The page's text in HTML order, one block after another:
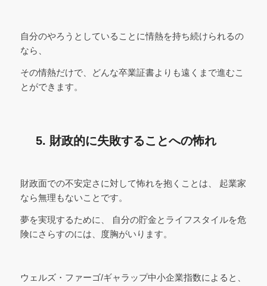
自分のやろうとしていることに情熱を持ち続けられるの
なら、
その情熱だけで、どんな卒業証書よりも遠くまで進むこ
とができます。
5. 財政的に失敗することへの怖れ
財政面での不安定さに対して怖れを抱くことは、 起業家
なら無理もないことです。
夢を実現するために、 自分の貯金とライフスタイルを危
険にさらすのには、度胸がいります。
ウェルズ・ファーゴ/ギャラップ中小企業指数によると、